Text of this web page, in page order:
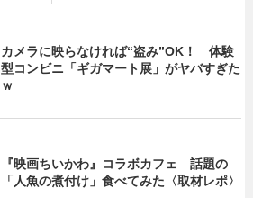
カメラに映らなければ“盗み”OK！ 体験
型コンビニ「ギガマート展」がヤバすぎた
ｗ
『映画ちいかわ』コラボカフェ 話題の
「人魚の煮付け」食べてみた〈取材レポ〉